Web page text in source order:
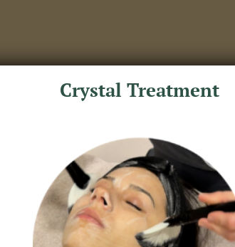
zo voelen?
Reset
Crystal Treatment